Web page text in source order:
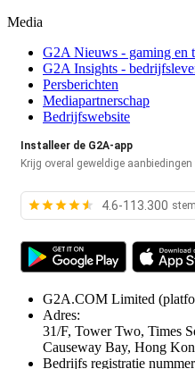
Media
G2A Nieuws - gaming en
G2A Insights -
Persberichten
Mediapartnerschap
Bedrijfswebsite
Installeer de G2A-app
Krijg overal geweldige
4.6-113.300
G2A.COM Limited
Adres:
31/F, Tower Two, Times
Causeway Bay, Hong
Bedrijfs registratie